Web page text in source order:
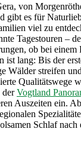
von
gibt es für
viel zu
Tagestouren –
ob bei
ist lang: Bis der
Wälder streifen
Qualitätswege
derVogtland
Auszeiten ein.
Schlaf